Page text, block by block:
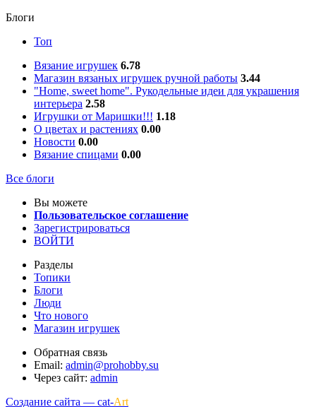
Блоги
Топ
Вязание игрушек 6.78
Магазин вязаных игрушек ручной работы 3.44
"Home, sweet home". Рукодельные идеи для украшения
интерьера 2.58
Игрушки от Маришки!!! 1.18
О цветах и растениях 0.00
Новости 0.00
Вязание спицами 0.00
Все блоги
Вы можете
Пользовательское соглашение
Зарегистрироваться
ВОЙТИ
Разделы
Топики
Блоги
Люди
Что нового
Магазин игрушек
Обратная связь
Email: admin@prohobby.su
Через сайт: admin
Создание сайта — cat-Art